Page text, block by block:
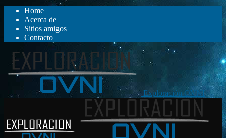
Home
Acerca de
Sitios amigos
Contacto
Exploración OVNI